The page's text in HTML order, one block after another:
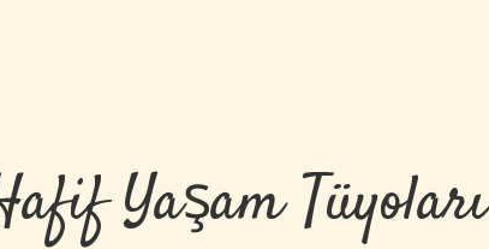
Yaşam Tüyoları